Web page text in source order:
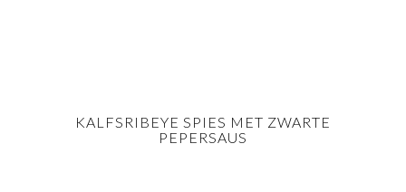
KALFSRIBEYE SPIES MET ZWARTE
PEPERSAUS